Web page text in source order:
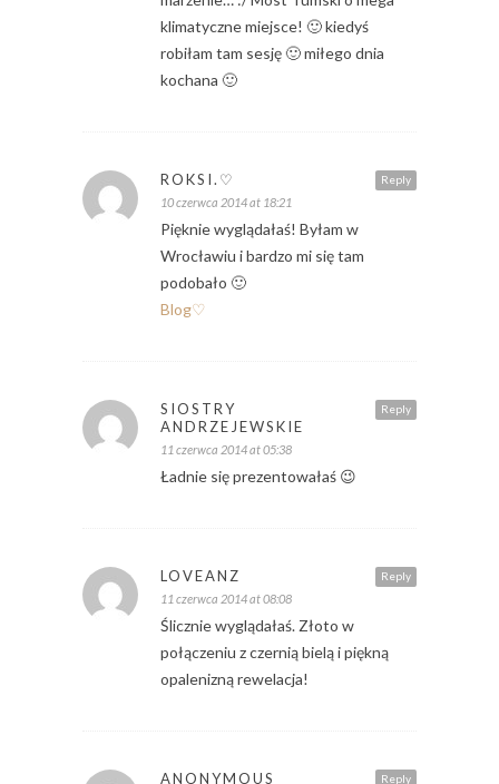
klimatyczne miejsce! 🙂 kiedyś
robiłam tam sesję 🙂 miłego dnia
kochana 🙂
Reply
ROKSI.♡
10 czerwca 2014 at 18:21
Pięknie wyglądałaś! Byłam w
Wrocławiu i bardzo mi się tam
podobało 🙂
Blog♡
Reply
SIOSTRY
ANDRZEJEWSKIE
11 czerwca 2014 at 05:38
Ładnie się prezentowałaś 😉
Reply
LOVEANZ
11 czerwca 2014 at 08:08
Ślicznie wyglądałaś. Złoto w
połączeniu z czernią bielą i piękną
opalenizną rewelacja!
Reply
ANONYMOUS